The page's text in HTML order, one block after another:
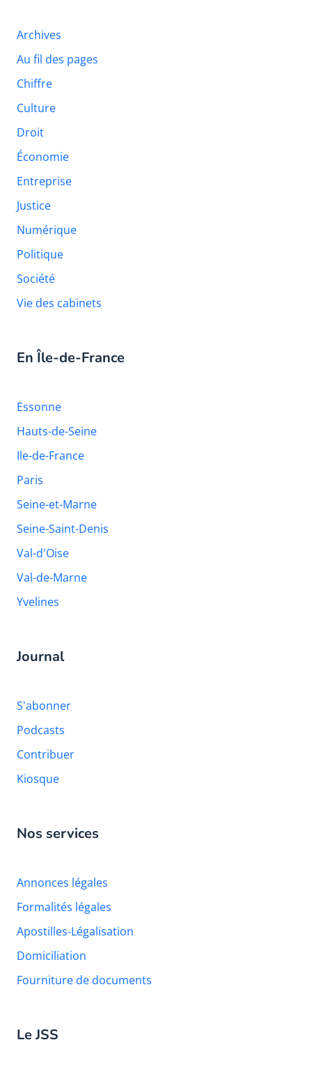
Archives
Au fil des pages
Chiffre
Culture
Droit
Économie
Entreprise
Justice
Numérique
Politique
Société
Vie des cabinets
En Île-de-France
Essonne
Hauts-de-Seine
Ile-de-France
Paris
Seine-et-Marne
Seine-Saint-Denis
Val-d'Oise
Val-de-Marne
Yvelines
Journal
S'abonner
Podcasts
Contribuer
Kiosque
Nos services
Annonces légales
Formalités légales
Apostilles-Légalisation
Domiciliation
Fourniture de documents
Le JSS